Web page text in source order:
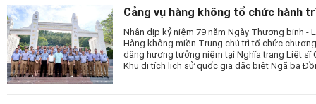
Cảng vụ hàng không tổ chức hành
Nhân dịp kỷ niệm 79 năm Ngày Thương binh -
Hàng không miền Trung chủ trì tổ chức
dâng hương tưởng niệm tại Nghĩa trang Liệt sĩ
Khu di tích lịch sử quốc gia đặc biệt Ngã ba